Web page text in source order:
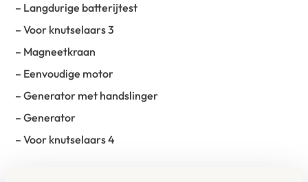
– Langdurige batterijtest
– Voor knutselaars 3
– Magneetkraan
– Eenvoudige motor
– Generator met handslinger
– Generator
– Voor knutselaars 4